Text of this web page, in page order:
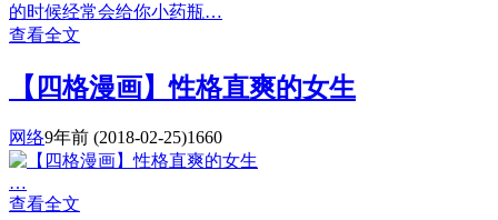
的时候经常会给你小药瓶…
查看全文
【四格漫画】性格直爽的女生
网络9年前 (2018-02-25)1660
…
查看全文